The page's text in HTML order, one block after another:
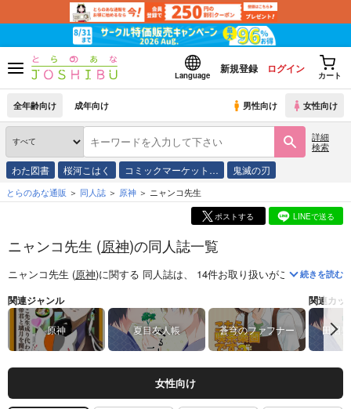
Language
新規登録 ログイン
カート
全年齢向け 成年向け 男性向け 女性向け
詳細
検索
わた図書 桜河こはく コミックマーケット… 鬼滅の刃
とらのあな通販 同人誌 原神 ニャンコ先生
ポストする LINEで送る
ニャンコ先生 (原神)の同人誌一覧
ニャンコ先生 (原神)に関する 同人誌は、 14件お取り扱いがございます。
続きを読む
関連ジャンル
原神 夏目友人帳 蒼穹のファフナー
関連カッ
田沼
女性向け